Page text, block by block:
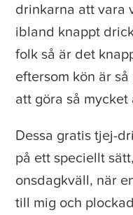
drinkarna att vara
ibland knappt
folk så är det
eftersom kön är
att göra så mycket
Dessa gratis tjej-
på ett speciellt
onsdagkväll, när
till mig och